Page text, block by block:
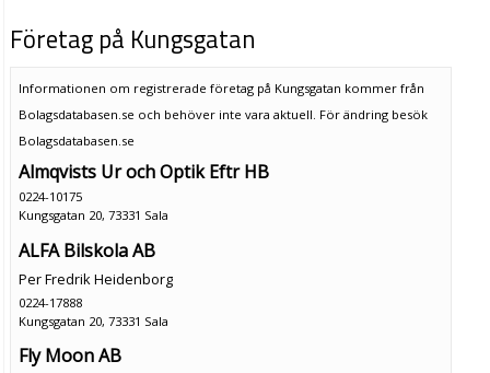
Företag på Kungsgatan
Informationen om registrerade företag på Kungsgatan kommer från
Bolagsdatabasen.se och behöver inte vara aktuell. För ändring besök
Bolagsdatabasen.se
Almqvists Ur och Optik Eftr HB
0224-10175
Kungsgatan 20, 73331 Sala
ALFA Bilskola AB
Per Fredrik Heidenborg
0224-17888
Kungsgatan 20, 73331 Sala
Fly Moon AB